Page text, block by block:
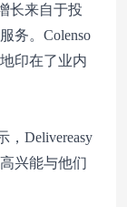
长来自于投
务。Colenso
印在了业内
，Delivereasy
兴能与他们